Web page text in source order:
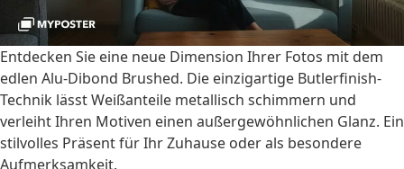
Entdecken Sie eine neue Dimension Ihrer Fotos mit dem
edlen Alu-Dibond Brushed. Die einzigartige Butlerfinish-
Technik lässt Weißanteile metallisch schimmern und
verleiht Ihren Motiven einen außergewöhnlichen Glanz. Ein
stilvolles Präsent für Ihr Zuhause oder als besondere
Aufmerksamkeit.